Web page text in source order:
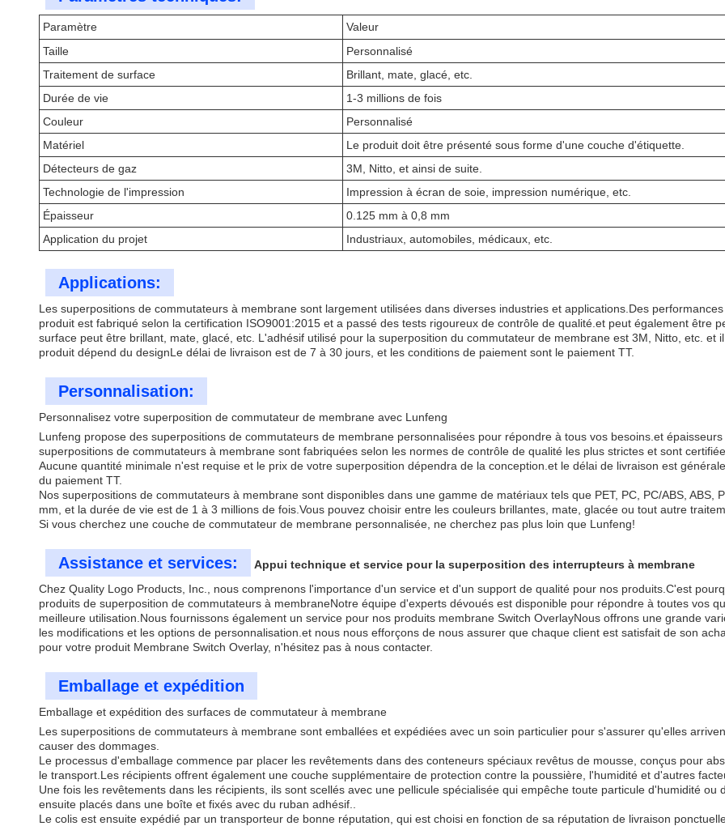
Paramètre
Valeur
Taille
Personnalisé
Traitement de surface
Brillant, mate, glacé, etc.
Durée de vie
1-3 millions de fois
Couleur
Personnalisé
Matériel
Le produit doit être présenté sous forme d'une couche d'étiquette.
Détecteurs de gaz
3M, Nitto, et ainsi de suite.
Technologie de l'impression
Impression à écran de soie, impression numérique, etc.
Épaisseur
0.125 mm à 0,8 mm
Application du projet
Industriaux, automobiles, médicaux, etc.
Applications:
Les superpositions de commutateurs à membrane sont largement utilisées dans diverses industries et applications.Des
produit est fabriqué selon la certification ISO9001:2015 et a passé des tests rigoureux de contrôle de qualité.et peut également être
surface peut être brillant, mate, glacé, etc. L'adhésif utilisé pour la superposition du commutateur de membrane est 3M, Nitto, etc. et
produit dépend du designLe délai de livraison est de 7 à 30 jours, et les conditions de paiement sont le paiement TT.
Personnalisation:
Personnalisez votre superposition de commutateur de membrane avec Lunfeng
Lunfeng propose des superpositions de commutateurs de membrane personnalisées pour répondre à tous vos besoins.et
superpositions de commutateurs à membrane sont fabriquées selon les normes de contrôle de qualité les plus strictes et sont
Aucune quantité minimale n'est requise et le prix de votre superposition dépendra de la conception.et le délai de livraison est
du paiement TT.
Nos superpositions de commutateurs à membrane sont disponibles dans une gamme de matériaux tels que PET, PC, PC/ABS,
mm, et la durée de vie est de 1 à 3 millions de fois.Vous pouvez choisir entre les couleurs brillantes, mate, glacée ou tout autre
Si vous cherchez une couche de commutateur de membrane personnalisée, ne cherchez pas plus loin que Lunfeng!
Assistance et services:
Appui technique et service pour la superposition des interrupteurs à membrane
Chez Quality Logo Products, Inc., nous comprenons l'importance d'un service et d'un support de qualité pour nos produits.C'est
produits de superposition de commutateurs à membraneNotre équipe d'experts dévoués est disponible pour répondre à toutes vos
meilleure utilisation.Nous fournissons également un service pour nos produits membrane Switch OverlayNous offrons une grande
les modifications et les options de personnalisation.et nous nous efforçons de nous assurer que chaque client est satisfait de son
pour votre produit Membrane Switch Overlay, n'hésitez pas à nous contacter.
Emballage et expédition
Emballage et expédition des surfaces de commutateur à membrane
Les superpositions de commutateurs à membrane sont emballées et expédiées avec un soin particulier pour s'assurer qu'elles
causer des dommages.
Le processus d'emballage commence par placer les revêtements dans des conteneurs spéciaux revêtus de mousse, conçus pour
le transport.Les récipients offrent également une couche supplémentaire de protection contre la poussière, l'humidité et d'autres
Une fois les revêtements dans les récipients, ils sont scellés avec une pellicule spécialisée qui empêche toute particule d'humidité
ensuite placés dans une boîte et fixés avec du ruban adhésif..
Le colis est ensuite expédié par un transporteur de bonne réputation, qui est choisi en fonction de sa réputation de livraison